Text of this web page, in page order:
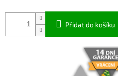
Přidat do košíku